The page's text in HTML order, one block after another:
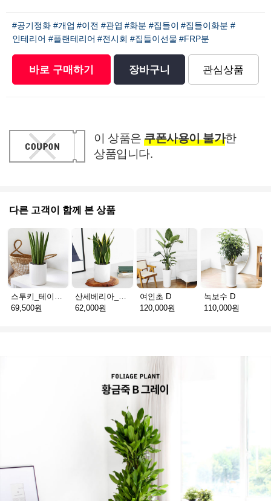
#공기정화 #개업 #이전 #관엽 #화분 #집들이 #집들이화분 #
인테리어 #플랜테리어 #전시회 #집들이선물 #FRP분
바로 구매하기 장바구니 관심상품
이 상품은 쿠폰사용이 불가한
상품입니다.
다른 고객이 함께 본 상품
스투키_테이블용 D
69,500원
산세베리아_테이블용 H
62,000원
여인초 D
120,000원
녹보수 D
110,000원